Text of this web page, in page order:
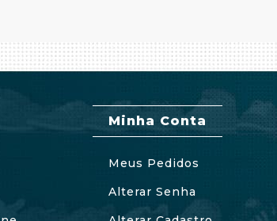
Minha Conta
Meus Pedidos
Alterar Senha